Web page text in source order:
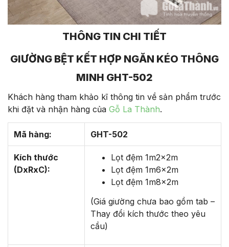
THÔNG TIN CHI TIẾT
GIƯỜNG BỆT KẾT HỢP NGĂN KÉO THÔNG
MINH GHT-502
Khách hàng tham khảo kĩ thông tin về sản phẩm trước
khi đặt và nhận hàng của Gỗ La Thành.
Mã hàng: GHT-502
Kích thước
(DxRxC):
Lọt đệm 1m2x2m
Lọt đệm 1m6x2m
Lọt đệm 1m8x2m
(Giá giường chưa bao gồm tab –
Thay đổi kích thước theo yêu
cầu)